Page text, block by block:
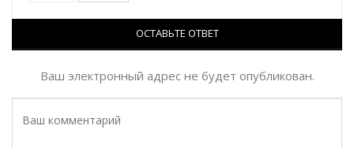
ОСТАВЬТЕ ОТВЕТ
Ваш электронный адрес не будет опубликован.